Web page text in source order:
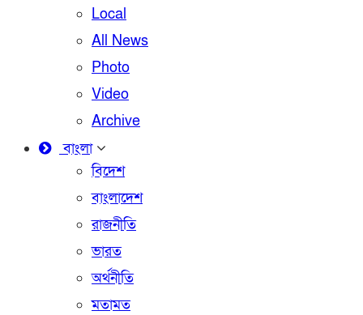
Local
All News
Photo
Video
Archive
বাংলা
বিদেশ
বাংলাদেশ
রাজনীতি
ভারত
অর্থনীতি
মতামত